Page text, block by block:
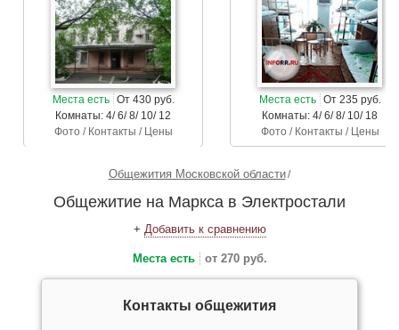
Места есть От 430 руб.
Комнаты: 4/ 6/ 8/ 10/ 12
Фото / Контакты / Цены
Места есть От 235 руб.
Комнаты: 4/ 6/ 8/ 10/ 18
Фото / Контакты / Цены
Общежития Московской области
Общежитие на Маркса в Электростали
+ Добавить к сравнению
Места есть от 270 руб.
Контакты общежития